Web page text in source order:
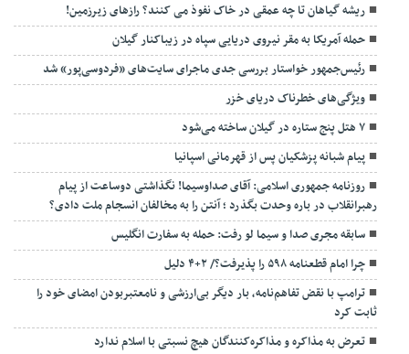
ریشه گیاهان تا چه عمقی در خاک نفوذ می کنند؟ رازهای زیرزمین!
حمله آمریکا به مقر نیروی دریایی سپاه در زیباکنار گیلان
رئیس‌جمهور خواستار بررسی جدی ماجرای سایت‌های «فردوسی‌پور» شد
ویژگی‌های خطرناک دریای خزر
۷ هتل پنج ستاره در گیلان ساخته می‌شود
پیام شبانه پزشکیان پس از قهرمانی اسپانیا
روزنامه جمهوری اسلامی: آقای صداوسیما! نگذاشتی دوساعت از پیام
رهبرانقلاب در باره وحدت بگذرد ؛ آنتن را به مخالفان انسجام ملت دادی؟
سابقه مجری صدا و سیما لو رفت: حمله به سفارت انگلیس
چرا امام قطعنامه ۵۹۸ را پذیرفت؟/ ۲+۴ دلیل
ترامپ با نقض تفاهم‌نامه، بار دیگر بی‌ارزشی و نامعتبربودن امضای خود را
ثابت کرد
تعرض به مذاکره و مذاکره‌کنندگان هیچ نسبتی با اسلام ندارد